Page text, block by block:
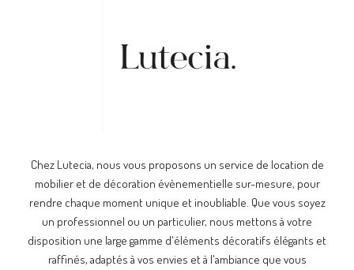
Chez Lutecia, nous vous proposons un service de location de
mobilier et de décoration évènementielle sur-mesure, pour
rendre chaque moment unique et inoubliable. Que vous soyez
un professionnel ou un particulier, nous mettons à votre
disposition une large gamme d'éléments décoratifs élégants et
raffinés, adaptés à vos envies et à l'ambiance que vous